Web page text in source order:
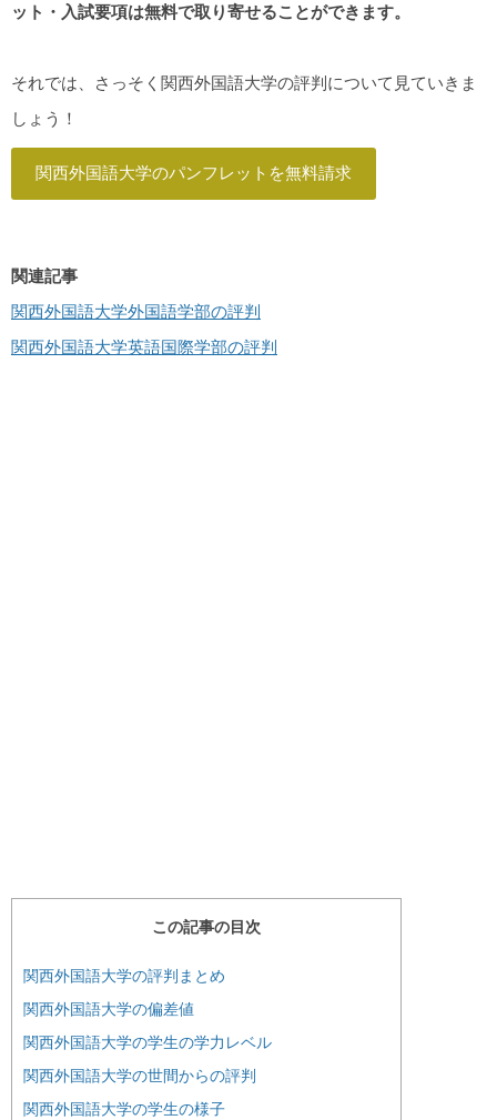
ット・入試要項は無料で取り寄せることができます。
それでは、さっそく関西外国語大学の評判について見ていきま
しょう！
関西外国語大学のパンフレットを無料請求
関連記事
関西外国語大学外国語学部の評判
関西外国語大学英語国際学部の評判
この記事の目次
関西外国語大学の評判まとめ
関西外国語大学の偏差値
関西外国語大学の学生の学力レベル
関西外国語大学の世間からの評判
関西外国語大学の学生の様子